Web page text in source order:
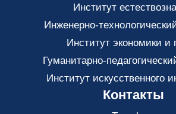
Институт
Инженерно-
Институт экономики и
Гуманитарно-
Институт искусственного
Контакты